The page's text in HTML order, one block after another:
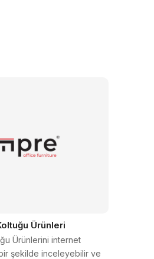
Ürünleri
Ürünlerini internet
şekilde inceleyebilir ve